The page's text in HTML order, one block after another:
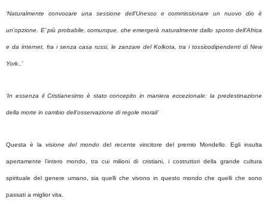
‘Naturalmente convocare una sessione dell’Unesco e commissionare un nuovo dio è
un’opzione. E’ più probabile, comunque, che emergerà naturalmente dallo sporco dell’Africa
e da internet, fra i senza casa russi, le zanzare del Kolkota, tra i tossicodipendenti di New
York..’
‘In essenza il Cristianesimo è stato concepito in maniera eccezionale: la predestinazione
della morte in cambio dell’osservazione di regole morali’
Questa è la visione del mondo del recente vincitore del premio Mondello. Egli insulta
apertamente l’intero mondo, tra cui milioni di cristiani, i costruttori della grande cultura
spirituale del genere umano, sia quelli che vivono in questo mondo che quelli che sono
passati a miglior vita.